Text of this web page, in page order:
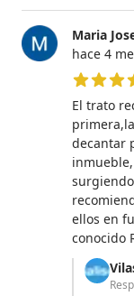
Maria
hace 4
5 de 5
El trato
decantar
ellos en
conocido